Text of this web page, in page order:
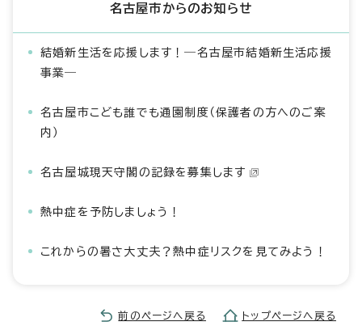
名古屋市からのお知らせ
結婚新生活を応援します！―名古屋市結婚新生活応援
事業―
名古屋市こども誰でも通園制度（保護者の方へのご案
内）
名古屋城現天守閣の記録を募集します
熱中症を予防しましょう！
これからの暑さ大丈夫？熱中症リスクを見てみよう！
前のページへ戻る トップページへ戻る